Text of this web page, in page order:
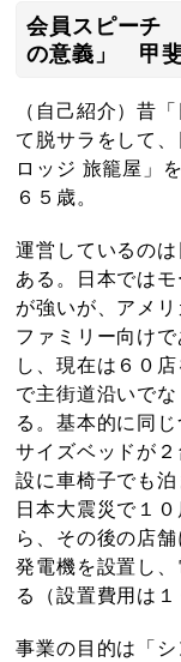
会員スピーチ
の意義」 甲
（自己紹介）昔
て脱サラをして
ロッジ 旅籠屋」
６５歳。
運営しているの
ある。日本では
が強いが、アメ
ファミリー向け
し、現在は６０
で主街道沿いで
る。基本的に同
サイズベッドが
設に車椅子でも
日本大震災で１
ら、その後の店
発電機を設置し
る（設置費用は
事業の目的は「